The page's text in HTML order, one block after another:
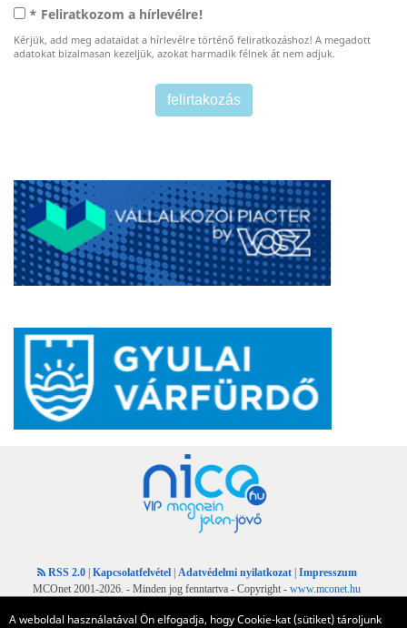
A weboldal használatával Ön elfogadja, hogy Cookie-kat (sütiket) tároljunk
* Feliratkozom a hírlevélre!
Kérjük, add meg adataidat a hírlevélre történő feliratkozáshoz! A megadott
adatokat bizalmasan kezeljük, azokat harmadik félnek át nem adjuk.
RSS 2.0 Kapcsolatfelvétel Adatvédelmi nyilatkozat
Impresszum
MCOnet 2001-2026. - Minden jog fenntartva - Copyright - www.mconet.hu